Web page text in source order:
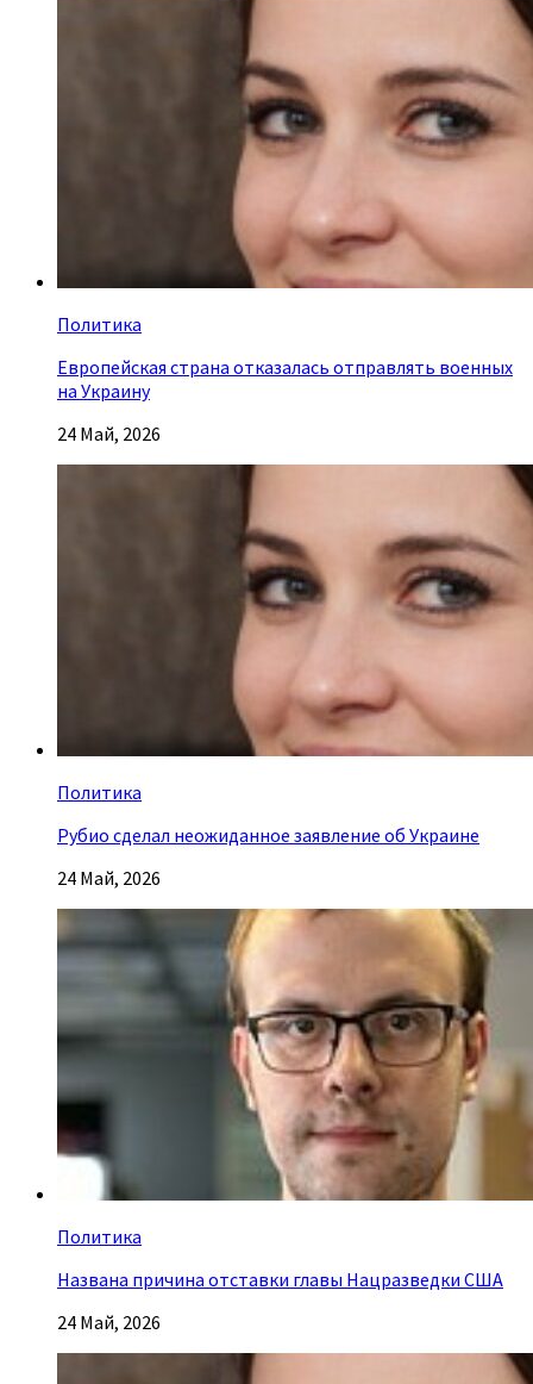
Политика
Европейская страна отказалась отправлять военных
на Украину
24 Май, 2026
Политика
Рубио сделал неожиданное заявление об Украине
24 Май, 2026
Политика
Названа причина отставки главы Нацразведки США
24 Май, 2026